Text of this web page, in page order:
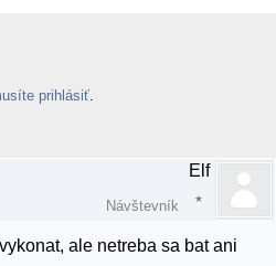
prihlásiť
Elf
Návštevník
ale netreba sa bat ani